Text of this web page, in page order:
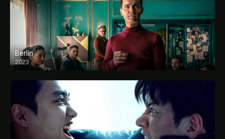
Berlín
2023